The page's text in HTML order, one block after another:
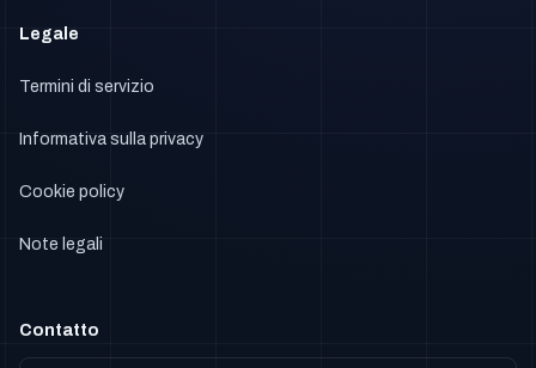
Legale
Termini di servizio
Informativa sulla privacy
Cookie policy
Note legali
Contatto